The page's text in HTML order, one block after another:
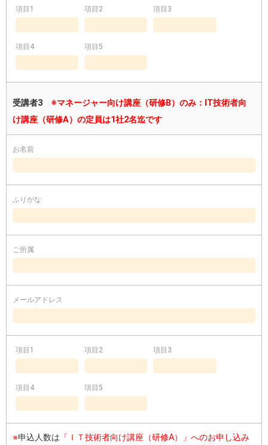
項目1 項目2 項目3
項目4 項目5
受講者3 ※マネージャー向け講座（研修B）のみ：IT技術者向
け講座（研修A）の定員は1社2名迄です
お名前
ふりがな
ご所属
メールアドレス
項目1 項目2 項目3
項目4 項目5
※申込人数は 「ＩＴ技術者向け講座（研修A）」へのお申し込み